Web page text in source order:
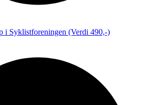
i Syklistforeningen (Verdi 490,-)